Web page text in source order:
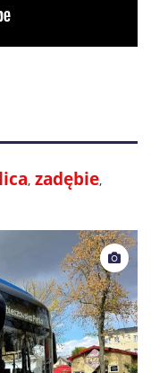
zadębie